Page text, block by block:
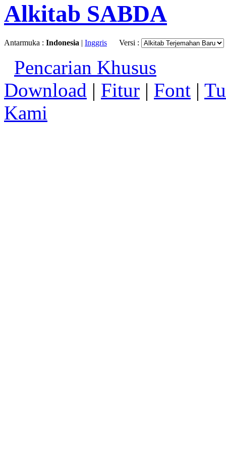
Alkitab SABDA
Antarmuka : Indonesia | Inggris Versi :
Pencarian Khusus
Download | Fitur | Font |
Kami